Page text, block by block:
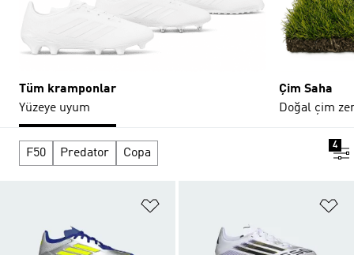
Tüm kramponlar
Yüzeye uyum
Çim Saha
Doğal çim
F50 Predator Copa
4